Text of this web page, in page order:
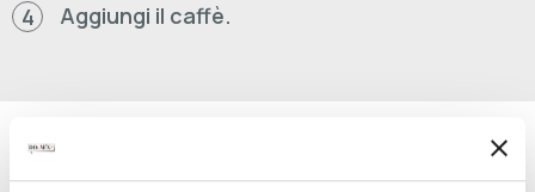
4 Aggiungi il caffè.
PRODOTTI UTILIZZATI